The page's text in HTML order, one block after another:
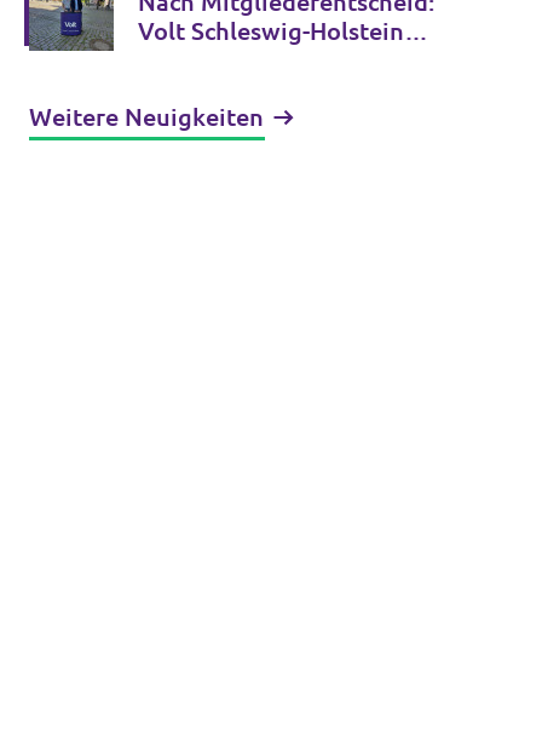
Volt Schleswig-Holstein
Oberbürgermeisterwahl in
Neumünster
Weitere Neuigkeiten